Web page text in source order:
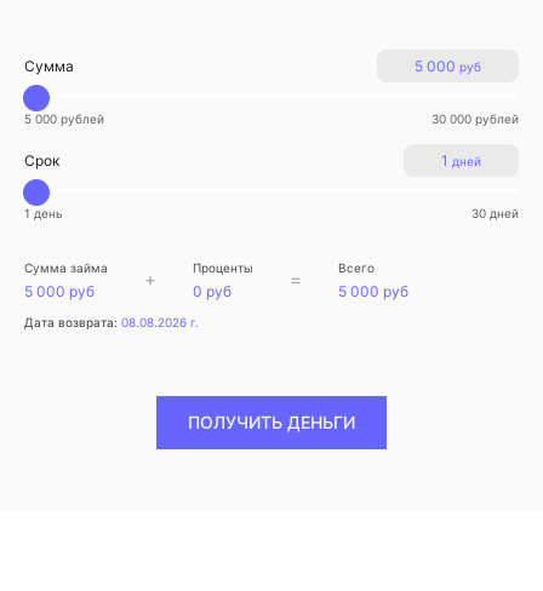
5 000 руб
Сумма
5 000 рублей 30 000 рублей
1 дней
Срок
1 день 30 дней
Сумма займа
5 000 руб
+ Проценты
0 руб
= Всего
5 000 руб
Дата возврата: 08.08.2026 г.
ПОЛУЧИТЬ ДЕНЬГИ